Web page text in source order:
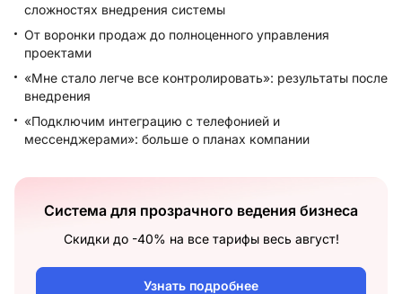
сложностях внедрения системы
От воронки продаж до полноценного управления
проектами
«Мне стало легче все контролировать»: результаты после
внедрения
«Подключим интеграцию с телефонией и
мессенджерами»: больше о планах компании
Система для прозрачного ведения бизнеса
Скидки до -40% на все тарифы весь август!
Узнать подробнее